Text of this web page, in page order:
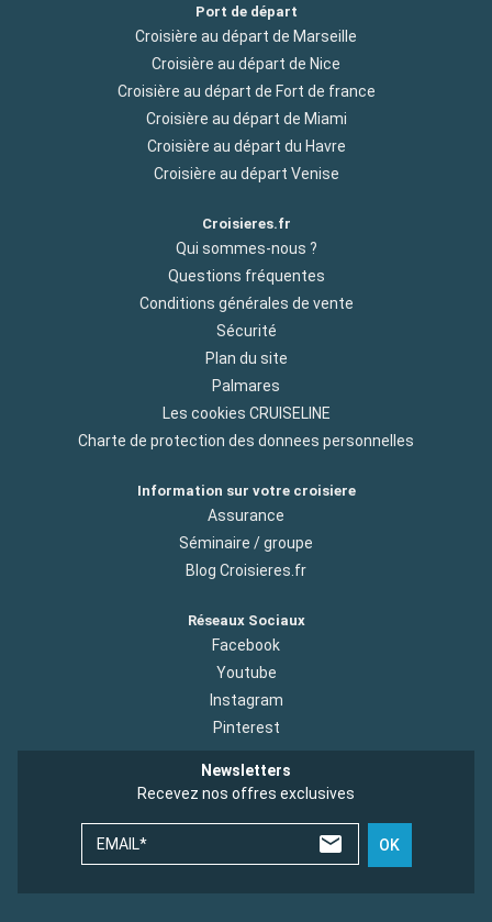
Port de départ
Croisière au départ de Marseille
Croisière au départ de Nice
Croisière au départ de Fort de france
Croisière au départ de Miami
Croisière au départ du Havre
Croisière au départ Venise
Croisieres.fr
Qui sommes-nous ?
Questions fréquentes
Conditions générales de vente
Sécurité
Plan du site
Palmares
Les cookies CRUISELINE
Charte de protection des donnees personnelles
Information sur votre croisiere
Assurance
Séminaire / groupe
Blog Croisieres.fr
Réseaux Sociaux
Facebook
Youtube
Instagram
Pinterest
Newsletters
Recevez nos offres exclusives
EMAIL* OK